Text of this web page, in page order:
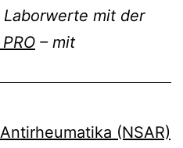
mit der
– mit
(NSAR)